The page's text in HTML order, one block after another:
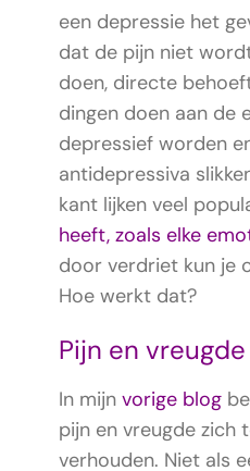
een depressie het
dat de pijn niet
doen, directe
dingen doen aan de
depressief worden
antidepressiva
kant lijken veel
heeft, zoals elke
door verdriet kun je
Hoe werkt dat?
Pijn en vreugde
In mijnvorige blog
pijn en vreugde zich
verhouden. Niet als